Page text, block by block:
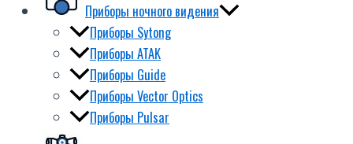
Приборы ночного видения
Приборы Sytong
Приборы ATAK
Приборы Guide
Приборы Vector Optics
Приборы Pulsar